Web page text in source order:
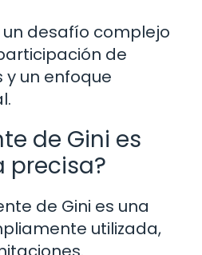
desafío complejo
de
un enfoque
de Gini es
precisa?
de Gini es una
utilizada,